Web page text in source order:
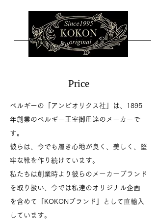
Price
ベルギーの「アンビオリクス社」は、1895
年創業のベルギー王室御用達のメーカーで
す。
彼らは、今でも履き心地が良く、美しく、堅
牢な靴を作り続けています。
私たちは創業時より彼らのメーカーブランド
を取り扱い、今では私達のオリジナル企画
を含めて「KOKONブランド」として直輸入
しています。